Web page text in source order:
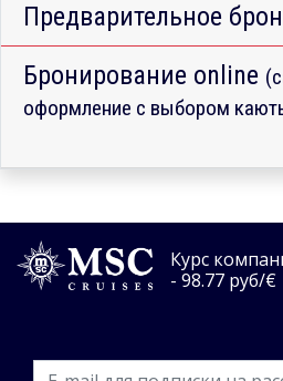
Предварительное
Бронирование online
оформление с выбором
Курс
- 98.77 руб/€